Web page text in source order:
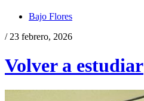
Bajo Flores
/ 23 febrero, 2026
Volver a estudiar